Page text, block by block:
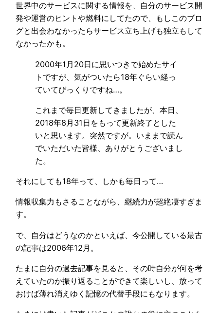
世界中のサービスに関する情報を、自分のサービス開
発や運営のヒントや燃料にしてたので、もしこのブロ
グと出会わなかったらサービス立ち上げも独立もして
なかったかも。
2000年1月20日に思いつきで始めたサイ
トですが、気がついたら18年ぐらい経っ
ていてびっくりですね…。
これまで毎日更新してきましたが、本日、
2018年8月31日をもって更新終了とした
いと思います。突然ですが。いままで読ん
でいただいた皆様、ありがとうございまし
た。
それにしても18年って、しかも毎日って…
情報収集力もさることながら、継続力が超絶凄すぎま
す。
で、自分はどうなのかといえば、今公開している最古
の記事は2006年12月。
たまに自分の過去記事を見ると、その時自分が何を考
えていたのか振り返ることができて楽しいし、放って
おけば薄れ消えゆく記憶の代替手段にもなります。